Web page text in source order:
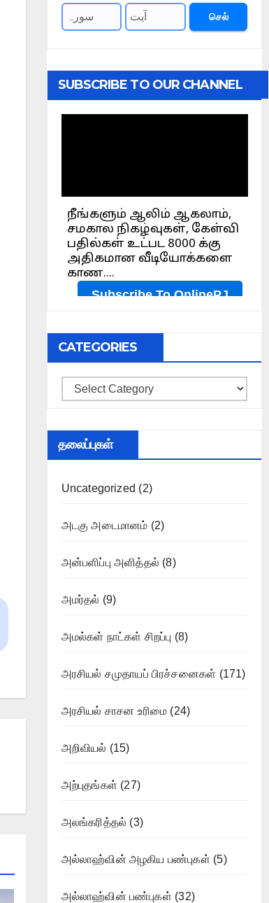
செல்
SUBSCRIBE TO OUR CHANNEL
CATEGORIES
Categories
தலைப்புகள்
Uncategorized (2)
அடகு அடைமானம் (2)
அன்பளிப்பு அளித்தல் (8)
அமர்தல் (9)
அமல்கள் நாட்கள் சிறப்பு (8)
அரசியல் சமுதாயப் பிரச்சனைகள் (171)
அரசியல் சாசன உரிமை (24)
அறிவியல் (15)
அற்புதங்கள் (27)
அலங்கரித்தல் (3)
அல்லாஹ்வின் அழகிய பண்புகள் (5)
அல்லாஹ்வின் பண்புகள் (32)